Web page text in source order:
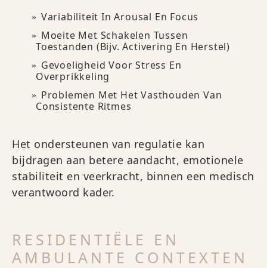
Variabiliteit In Arousal En Focus
Moeite Met Schakelen Tussen
Toestanden (bijv. Activering En Herstel)
Gevoeligheid Voor Stress En
Overprikkeling
Problemen Met Het Vasthouden Van
Consistente Ritmes
Het ondersteunen van regulatie kan
bijdragen aan betere aandacht, emotionele
stabiliteit en veerkracht, binnen een medisch
verantwoord kader.
RESIDENTIËLE EN
AMBULANTE CONTEXTEN